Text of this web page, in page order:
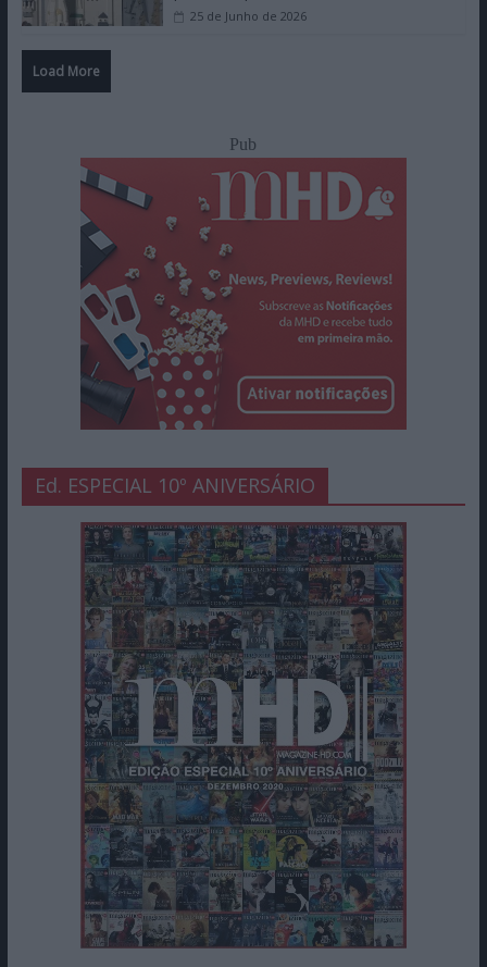
25 de Junho de 2026
Load More
Pub
Ed. ESPECIAL 10º ANIVERSÁRIO